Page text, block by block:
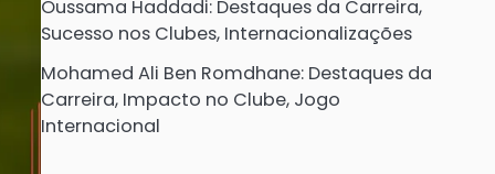
Oussama Haddadi: Destaques da Carreira,
Sucesso nos Clubes, Internacionalizações
Mohamed Ali Ben Romdhane: Destaques da
Carreira, Impacto no Clube, Jogo
Internacional